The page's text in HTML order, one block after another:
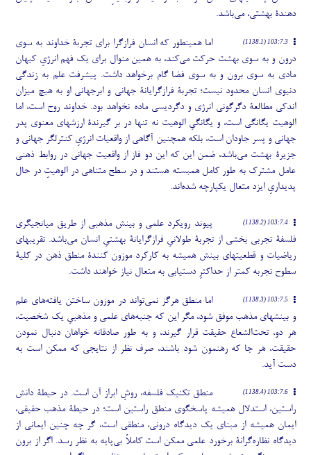
دهندۀ بهشتی، میباشد.
103:7.3 (1138.1)
اما همینطور که انسان فرازگرا برای تجربۀ خداوند به سوی
درون و به سوی بهشت حرکت میکند، به همین منوال برای یک فهم انرژیِ کیهان
مادی به سوی برون و به سوی فضا گام برخواهد داشت. پیشرفت علم به زندگی
دنیوی انسان محدود نیست؛ تجربۀ فرازگرایانۀ جهانی و ابرجهانی او به هیچ میزان
اندکی مطالعۀ دگرگونی انرژی و دگردیسی ماده نخواهد بود. خداوند روح است، اما
الوهیت یگانگی است، و یگانگیِ الوهیت نه تنها در بر گیرندۀ ارزشهای معنوی پدر
جهانی و پسر جاودان است، بلکه همچنین آگاهی از واقعیات انرژیِ کنترلگر جهانی و
جزیرۀ بهشت میباشد، ضمن این که این دو فاز از واقعیت جهانی در روابط ذهنی
عامل مشترک به طور کامل همبسته هستند و در سطح متناهی در الوهیتِ در حال
پدیداریِ ایزد متعال یکپارچه شدهاند.
103:7.4 (1138.2)
پیوند رویکرد علمی و بینش مذهبی از طریق میانجیگری
فلسفۀ تجربی بخشی از تجربۀ طولانیِ فرازگرایانۀ بهشتیِ انسان میباشد. تقریبهای
ریاضیات و قطعیتهای بینش همیشه به کارکرد موزون کنندۀ منطق ذهن در کلیۀ
سطوح تجربه کمتر از حداکثرِ دستیابی به متعال نیاز خواهند داشت.
103:7.5 (1138.3) اما منطق هرگز نمیتواند در موزون ساختن یافتههای علم
و بینشهای مذهب موفق شود، مگر این که جنبههای علمی و مذهبیِ یک شخصیت،
هر دو، تحتالشعاع حقیقت قرار گیرند، و به طور صادقانه خواهان دنبال نمودن
حقیقت، هر جا که رهنمون شود باشند، صرف نظر از نتایجی که ممکن است به
دست آید.
103:7.6 (1138.4)
منطق تکنیک فلسفه، روشِ ابراز آن است. در حیطۀ دانش
راستین، استدلال همیشه پاسخگوی منطق راستین است؛ در حیطۀ مذهب حقیقی،
ایمان همیشه از مبنای یک دیدگاه درونی، منطقی است، گر چه چنین ایمانی از
دیدگاه نظارهگرانۀ برخورد علمی ممکن است کاملاً بیپایه به نظر رسد. اگر از برون